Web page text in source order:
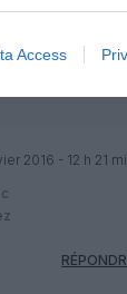
Access
2016 - 12 h 21